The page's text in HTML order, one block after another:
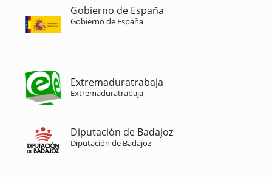
Gobierno de España
Gobierno de España
Extremaduratrabaja
Extremaduratrabaja
Diputación de Badajoz
Diputación de Badajoz